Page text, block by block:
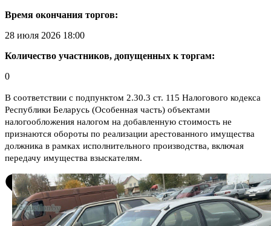
Время окончания торгов:
28 июля 2026 18:00
Количество участников, допущенных к торгам:
0
В соответствии с подпунктом 2.30.3 ст. 115 Налогового кодекса
Республики Беларусь (Особенная часть) объектами
налогообложения налогом на добавленную стоимость не
признаются обороты по реализации арестованного имущества
должника в рамках исполнительного производства, включая
передачу имущества взыскателям.